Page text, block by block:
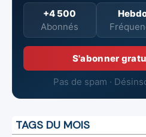
+4 500
Abonnés
S'abonner
Pas de spam ·
TAGS DU MOIS